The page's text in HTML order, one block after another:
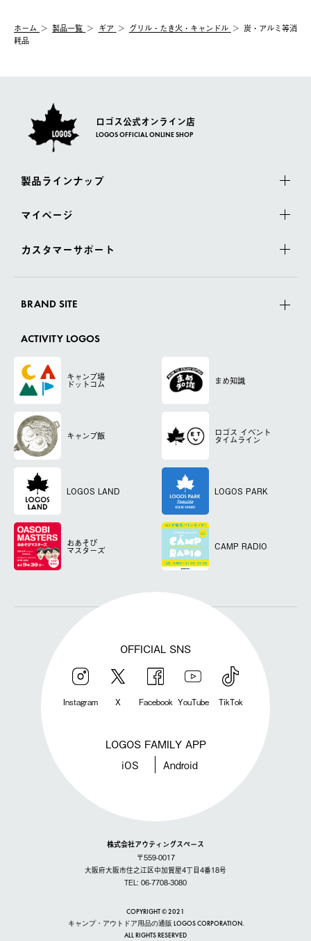
【配送業者】
佐川急便にて配送されます。
一度お手元の商品を返品いただき、ご希望商品を再注文してくだ
ホーム 製品一覧 ギア グリル・たき火・キャンドル
炭・アルミ等消
耗品
ロゴス公式オンライン店
LOGOS OFFICIAL ONLINE SHOP
製品ラインナップ
マイページ
カスタマーサポート
BRAND SITE
ACTIVITY LOGOS
キャンプ場
ドットコム まめ知識
キャンプ飯 ロゴス イベント
タイムライン
LOGOS LAND LOGOS PARK
おあそび
マスターズ CAMP RADIO
OFFICIAL SNS
Instagram X Facebook YouTube TikTok
LOGOS FAMILY APP
iOS Android
株式会社アウティングスペース
〒559-0017
大阪府大阪市住之江区中加賀屋4丁目4番18号
TEL: 06-7708-3080
COPYRIGHT © 2021
キャンプ・アウトドア用品の通販 LOGOS CORPORATION.
ALL RIGHTS RESERVED